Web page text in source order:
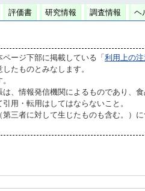
評価書 研究情報 調査情報 ヘ
ージ下部に掲載している「 利用上の
たものとみなします。
、情報発信機関によるものであり、
用・転用はしてはならないこと。
三者に対して生じたものも含む。）